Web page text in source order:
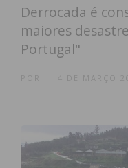
Derrocada é
maiores
Portugal"
4 DE MARÇO